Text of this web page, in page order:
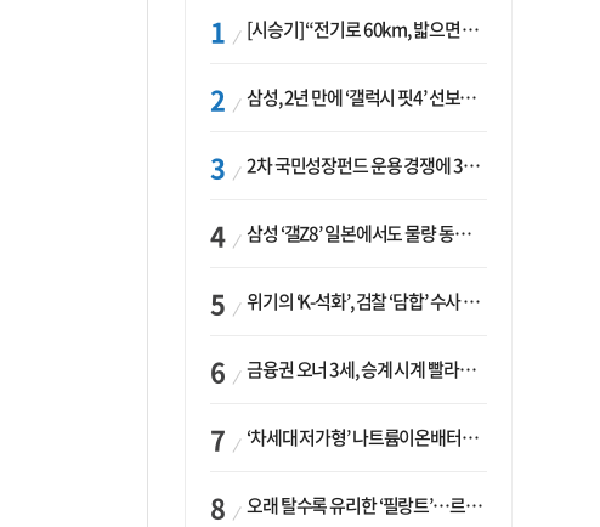
[시승기] “전기로 60km, 밟으면 462마력”…볼보 XC60 T8의 두 얼굴
삼성, 2년 만에 ‘갤럭시 핏4’ 선보이나…웨어러블 생태계 확장 ‘시동’
2차 국민성장펀드 운용 경쟁에 33개사 몰렸다…신한·하나 등 새 얼굴 대거 합류
삼성 ‘갤Z8’ 일본에서도 물량 동났다…애플 참전 앞두고 선두 수성 ‘시험대’
위기의 ‘K-석화’, 검찰 ‘담합’ 수사 착수…“LG·한화·롯데 등 7개 업체, 8개 제품 가격 담합”
금융권 오너 3세, 승계 시계 빨라지나…한국투자 ‘속도’·미래에셋·메리츠는 ‘거리두기’
‘차세대 저가형’ 나트륨이온배터리 시대 오나…LG화학·에코프로, 상용화 속도낸다
오래 탈수록 유리한 ‘필랑트’…르노코리아, 5년 뒤 잔존가치 53% 보장